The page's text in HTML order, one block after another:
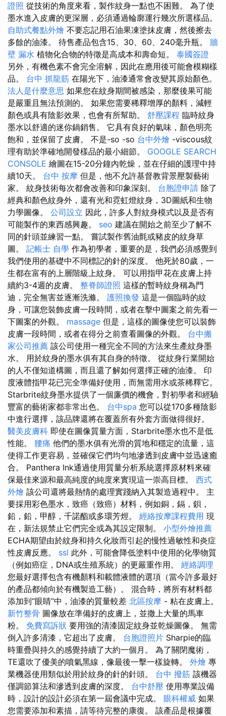
證照 從技術的角度來看，製作紋身一點也不困難。 為了使
墨水進入皮膚的更深層，必須通過輪廓運行幾次所選樣品。
自助式餐點外燴 不要忘記用石油果凍塗抹皮膚，然後擦去
多餘的油漆。 待售產品包含15、30、60、240毫升瓶。 牆
壁 漏水 植物化合物的特徵是高成本和壽命短。 泰國簽證
另外，有機色素不會完全溶解，因此在應用後可能會模糊樣
品。 台中 抓龍筋 在陽光下，油漆通常會改變其原始顏色。
法人是什麼意思 如果您在紋身期間被感染，那麼後果可能
是嚴重且無法預測的。 如果您需要稀釋增厚的顏料，減輕
顏色或具有陰影效果，也會有所幫助。 舒壓課程 臨時紋身
墨水以舒適的迷你鍋銷售。 它具有良好的氣味，顏色明亮
飽和，並保留了皮膚。 不是-so -so 台中外燴 -viscous紋
理有助於準確地開發樣品的最小細節。 GOOGLE SEARCH
CONSOLE 繪圖在15-20分鐘內乾燥，並在仔細的護理中持
續10天。 台中 按摩 但是，他不允許基督教背景壓製藝術
家。 紋身技術每次都會改善和印象深刻。 台胞證申請 除了
經典和顏色紋身外，還有光和霓虹燈紋身，3D圖紙和生物
力學圖像。 公司設立 因此，許多人對紋身模式以及是否有
可能製作的東西感興趣。 seo 建議在開始之前至少了解不
同的針頭並練習一點。 嘗試製作舊油氈或豬皮的紋身草
圖。 記帳士 自學 作為初學者，重要的是，我們必須感覺到
我們使用的基礎中不同標記的針的深度。 他死於80歲，一
生都在富有的上層階級上紋身。 可以用指甲花在皮膚上持
續約3-4週的皮膚。 整脊師證照 這樣的暫時紋身稱為門
迪，完全無害並逐漸洗滌。 護照換發 這是一個臨時的紋
身，可讓您裝飾皮膚一段時間，或者在擊中圖案之前先看一
下圖案的外觀。 massage 但是，這樣的圖像使您可以裝飾
皮膚一段時間，或者在得分之前查看圖像的外觀。 台中搬
家公司推薦 該公司使用一種完全不同的方法來生產紋身墨
水。 用於紋身的墨水俱有其自身的特徵。 從紋身行業開始
的人不僅知道構圖，而且還了解如何選擇正確的油漆。 印
度液體指甲花已完全準備好使用，而無需用水或茶稀釋它。
Starbrite紋身墨水提供了一個廉價的機會，對初學者和經驗
豐富的藝術家都非常出色。 台中spa 您可以從170多種陰影
中進行選擇，該品牌還將在覆蓋所有外套方面做得很好。
醫美皮膚科 即使在圖像質量方面，Starbrite墨水也不是低
性能。 腰痛 他們的墨水俱有光滑的質地和穩定的流量，這
使得工作更容易，並確保它們均勻地滲透到皮膚中並迅速癒
合。 Panthera Ink通過使用質量分析系統選擇原材料來確
保最佳來源和最高純度的純度來實現這一崇高目標。 西式
外燴 該公司還將最熱情的處理實踐納入其製造過程中。 主
要採用彩色墨水，致癌（致癌）材料，例如銅，鎘，鋇，
鉛，鉛，甲醇，千諾酯或多環芳烴。 經絡按摩課程費用 現
在，新法規禁止它們完全或為其設定限制。 小型外燴推薦
ECHA期望由於紋身和持久化妝而引起的慢性過敏性和炎症
性皮膚反應。 ssl 此外，可能會降低塗料中使用的化學物質
（例如癌症，DNA或生殖系統）的更嚴重作用。 經絡調理
您最好選擇包含有機顏料和載體液體的選項（當今許多最好
的產品都傾向於有機製造工藝）。 混合時，將所有材料都
添加到“眼睛”中，油漆的質量較差 北區按摩 - 粘在皮膚上。
新竹整骨 圖像放在準備好的皮膚上，並撒上大量的馬車
粉。 免費寫訴狀 要用強的清漆固定紋身並乾燥圖像。 無需
倒入許多清漆，它超出了皮膚。 台胞證照片 Sharpie的臨
時重疊與持久的感覺持續了大約一個月。 為了關閉魔術，
TE還吹了優美的噴氣黑線，像最後一擊一樣旋轉。 外燴 專
業機器使用類似於用於紋身的針的針頭。 台中 撥筋 該機器
僅調節算法和滲透到皮膚的深度。 台中舒壓 使用專業設備
時，設計的設計必須在第一屆會議中完成。 眼科權威 如果
您需要添加和素描，請等待完整的康復。 該產品是根據覆